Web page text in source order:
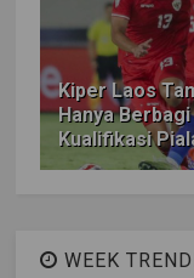
Kiper Laos
Hanya
Kualifikasi
WEEK